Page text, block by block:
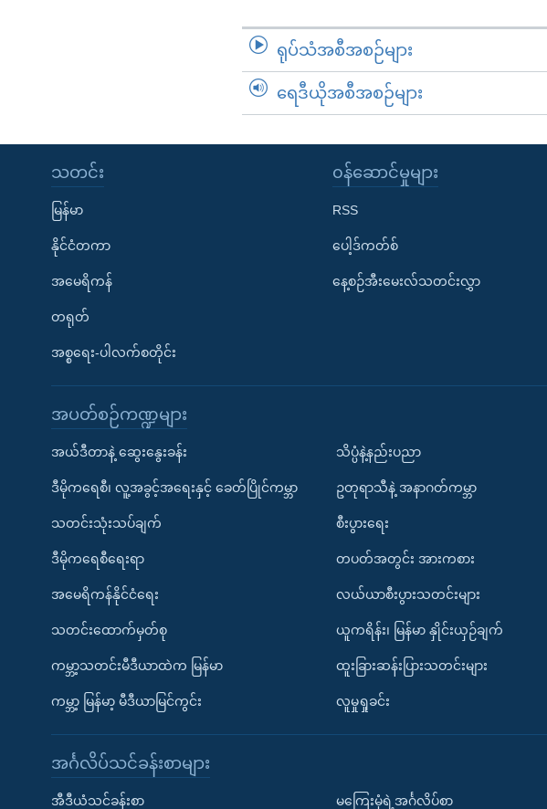
ရုပ်သံအစီအစဉ်များ
ရေဒီယိုအစီအစဉ်များ
သတင်း
မြန်မာ
နိုင်ငံတကာ
အမေရိကန်
တရုတ်
အစ္စရေး-ပါလက်စတိုင်း
၀န်ဆောင်မှုများ
RSS
ပေါ့ဒ်ကတ်စ်
နေ့စဉ်အီးမေးလ်သတင်းလွှာ
အပတ်စဉ်ကဏ္ဍများ
အယ်ဒီတာနဲ့ ဆွေးနွေးခန်း
ဒီမိုကရေစီ၊ လူ့အခွင့်အရေးနှင့် ခေတ်ပြိုင်ကမ္ဘာ
သတင်းသုံးသပ်ချက်
ဒီမိုကရေစီရေးရာ
အမေရိကန်နိုင်ငံရေး
သတင်းထောက်မှတ်စု
ကမ္ဘာ့သတင်းမီဒီယာထဲက မြန်မာ
ကမ္ဘာ့ မြန်မာ့ မီဒီယာမြင်ကွင်း
သိပ္ပံနဲ့နည်းပညာ
ဥတုရာသီနဲ့ အနာဂတ်ကမ္ဘာ
စီးပွားရေး
တပတ်အတွင်း အားကစား
လယ်ယာစီးပွားသတင်းများ
ယူကရိန်း၊ မြန်မာ နှိုင်းယှဉ်ချက်
ထူးခြားဆန်းပြားသတင်းများ
လူမှုရှုခင်း
အင်္ဂလိပ်သင်ခန်းစာများ
အီဒီယံသင်ခန်းစာ မကြေးမုံရဲ့အင်္ဂလိပ်စာ